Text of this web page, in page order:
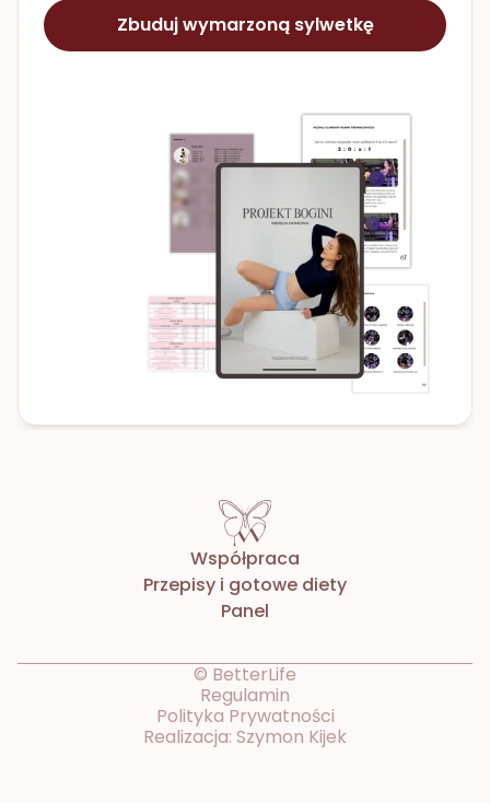
Zbuduj wymarzoną sylwetkę
Współpraca
Przepisy i gotowe diety
Panel
© BetterLife
Regulamin
Polityka Prywatności
Realizacja: Szymon Kijek